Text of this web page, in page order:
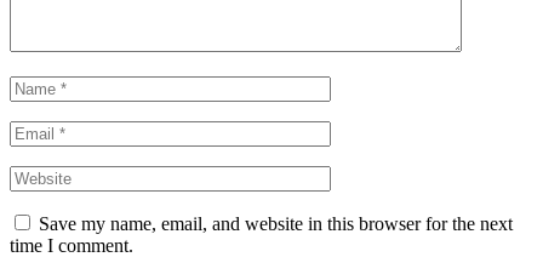
Save my name, email, and website in this browser for the next
time I comment.